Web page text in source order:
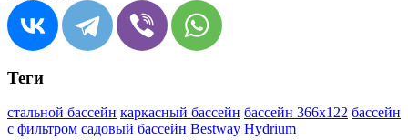
Теги
стальной бассейн каркасный бассейн бассейн 366х122 бассейн
с фильтром садовый бассейн Bestway Hydrium